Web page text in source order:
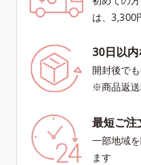
は、3,300
30日以
開封後で
※商品返送
最短ご注
一部地域
ます